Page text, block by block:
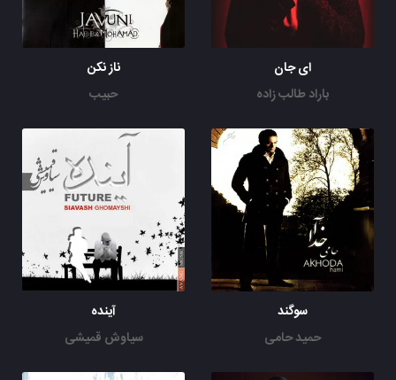
ای جان
باراد طالب زاده
ناز نکن
حبیب
سوگند
حمید حامی
آینده
سیاوش قمیشی